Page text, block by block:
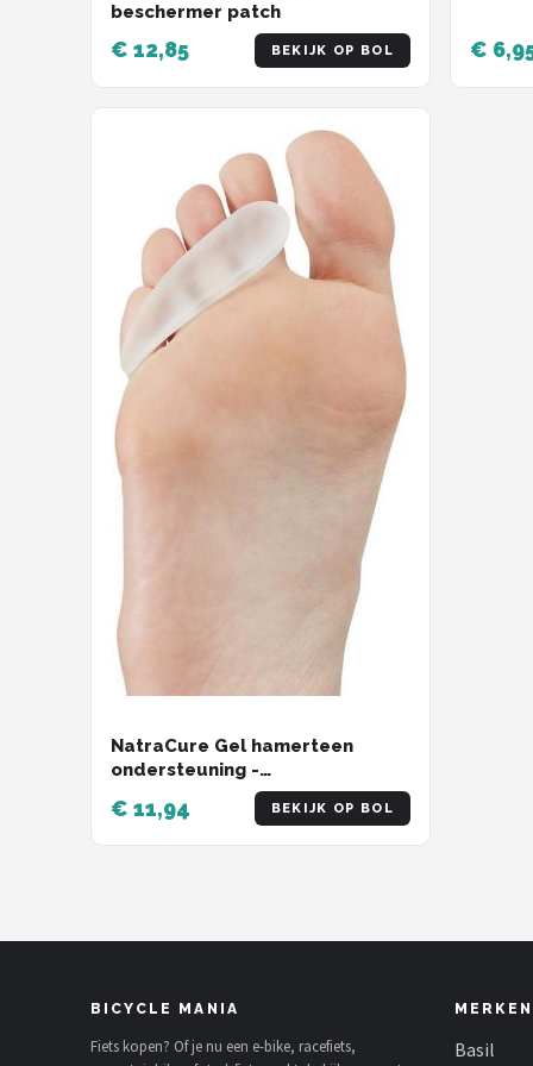
beschermer patch
€ 12,85 BEKIJK OP BOL €
NatraCure Gel hamerteen
ondersteuning -
hamerteenkussen - klauwteen -
likdoorns - eelt - blaren -
antibacterieel - hypoallergeen -
€ 11,94 BEKIJK OP BOL
BICYCLE MANIA
Fiets kopen? Of je nu een e-bike, racefiets,
MERKEN
Basil